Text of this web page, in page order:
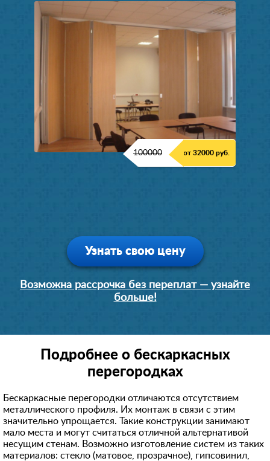
100000 от 32000 руб.
Узнать свою цену
Возможна рассрочка без переплат — узнайте
больше!
Подробнее о бескаркасных
перегородках
Бескаркасные перегородки отличаются отсутствием
металлического профиля. Их монтаж в связи с этим
значительно упрощается. Такие конструкции занимают
мало места и могут считаться отличной альтернативой
несущим стенам. Возможно изготовление систем из таких
материалов: стекло (матовое, прозрачное), гипсовинил,